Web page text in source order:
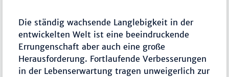
Die ständig wachsende Langlebigkeit in der
entwickelten Welt ist eine beeindruckende
Errungenschaft aber auch eine große
Herausforderung. Fortlaufende Verbesserungen
in der Lebenserwartung tragen unweigerlich zur